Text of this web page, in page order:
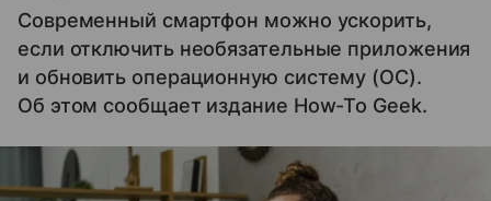
Современный смартфон можно ускорить,
если отключить необязательные приложения
и обновить операционную систему (ОС).
Об этом сообщает издание How-To Geek.